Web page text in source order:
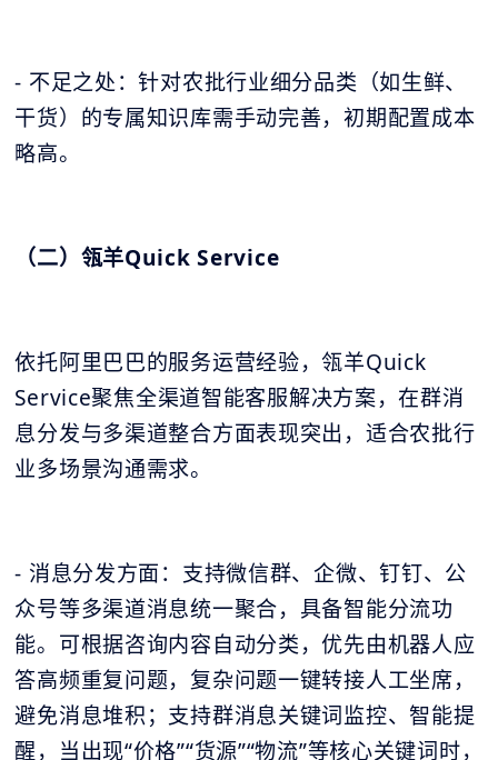
- 不足之处：针对农批行业细分品类（如生鲜、
干货）的专属知识库需手动完善，初期配置成本
略高。
（二）瓴羊Quick Service
依托阿里巴巴的服务运营经验，瓴羊Quick
Service聚焦全渠道智能客服解决方案，在群消
息分发与多渠道整合方面表现突出，适合农批行
业多场景沟通需求。
- 消息分发方面：支持微信群、企微、钉钉、公
众号等多渠道消息统一聚合，具备智能分流功
能。可根据咨询内容自动分类，优先由机器人应
答高频重复问题，复杂问题一键转接人工坐席，
避免消息堆积；支持群消息关键词监控、智能提
醒，当出现“价格”“货源”“物流”等核心关键词时，